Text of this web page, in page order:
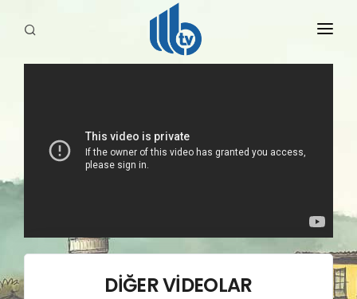
YAYINLARIMIZ
DİĞER VİDEOLAR